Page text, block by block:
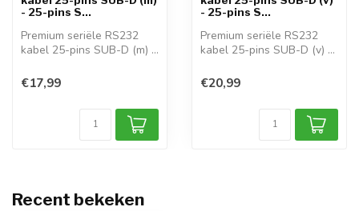
- 25-pins S...
Premium seriële RS232
kabel 25-pins SUB-D (m) -
€17,99
- 25-pins S...
Premium seriële RS232
kabel 25-pins SUB-D (v) -
€20,99
Recent bekeken